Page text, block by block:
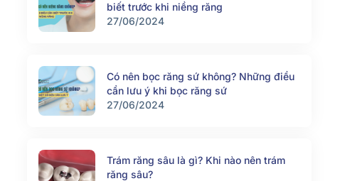
biết trước khi niềng răng
27/06/2024
Có nên bọc răng sứ không? Những điều
cần lưu ý khi bọc răng sứ
27/06/2024
Trám răng sâu là gì? Khi nào nên trám
răng sâu?